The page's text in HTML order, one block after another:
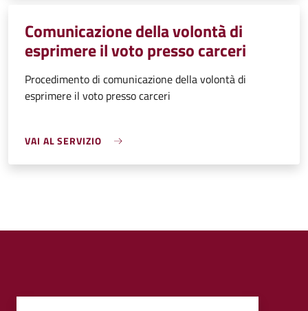
Comunicazione della volontà di
esprimere il voto presso carceri
Procedimento di comunicazione della volontà di
esprimere il voto presso carceri
VAI AL SERVIZIO